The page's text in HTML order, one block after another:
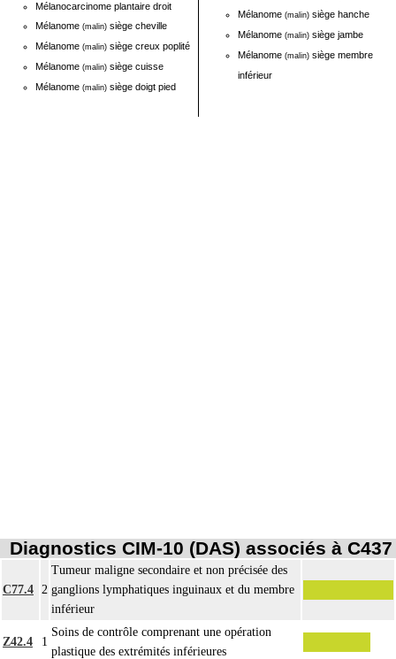
Mélanocarcinome plantaire droit
Mélanome (malin) siège cheville
Mélanome (malin) siège creux poplité
Mélanome (malin) siège cuisse
Mélanome (malin) siège doigt pied
Mélanome (malin) siège hanche
Mélanome (malin) siège jambe
Mélanome (malin) siège membre
inférieur
Diagnostics CIM-10 (DAS) associés à C437
C77.4 2
Tumeur maligne secondaire et non précisée des
ganglions lymphatiques inguinaux et du membre
inférieur
Z42.4 1
Soins de contrôle comprenant une opération
plastique des extrémités inférieures